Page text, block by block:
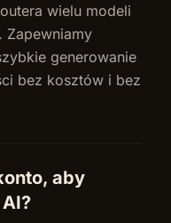
wielu modeli
Zapewniamy
generowanie
bez kosztów i bez
aby